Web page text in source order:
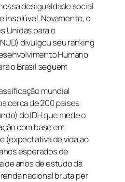
desigualdade social
insolúvel. Novamente, o
Unidas para o
divulgou seu ranking
Humano
o Brasil seguem
mundial
cerca de 200 países
do IDH que mede o
com base em
(expectativa de vida ao
esperados de
de anos de estudo da
nacional bruta per